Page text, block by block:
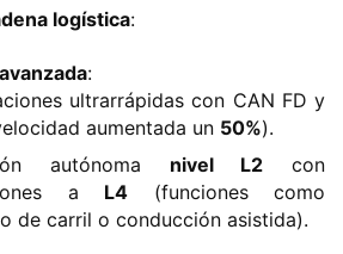
logística​​:
​:
ultrarrápidas con CAN FD y
aumentada un ​50%​​).
autónoma
​nivel L2​ ​ con
a
​L4​ ​ (funciones como
de carril o conducción asistida).